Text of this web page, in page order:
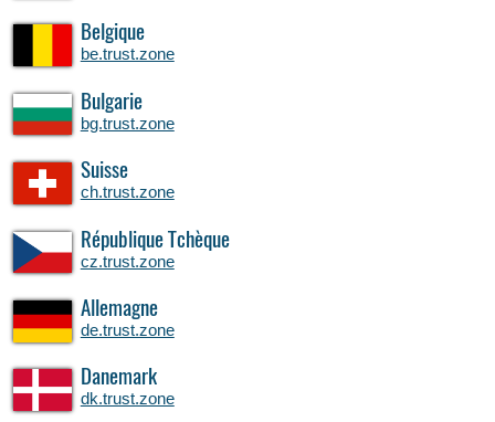
Belgique
be.trust.zone
Bulgarie
bg.trust.zone
Suisse
ch.trust.zone
République Tchèque
cz.trust.zone
Allemagne
de.trust.zone
Danemark
dk.trust.zone